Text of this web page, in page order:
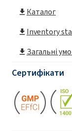
Каталог
Inventory
Загальні
Сертифікати